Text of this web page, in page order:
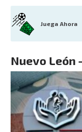
Juega Ahora
Nuevo León